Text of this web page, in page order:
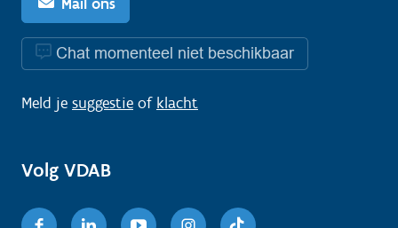
Chat momenteel niet beschikbaar
Meld je suggestie of klacht
Volg VDAB
FacebookLinkedinYoutubeInstagram